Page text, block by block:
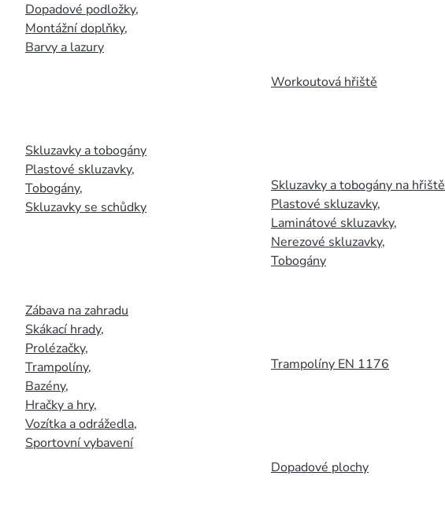
Dopadové podložky,
Montážní doplňky,
Barvy a lazury
Skluzavky a tobogány
Plastové skluzavky,
Tobogány,
Skluzavky se schůdky
Zábava na zahradu
Skákací hrady,
Prolézačky,
Trampolíny,
Bazény,
Hračky a hry,
Vozítka a odrážedla,
Sportovní vybavení
Workoutová hřiště
Skluzavky a tobogány na hřiště
Plastové skluzavky,
Laminátové skluzavky,
Nerezové skluzavky,
Tobogány
Trampolíny EN 1176
Dopadové plochy